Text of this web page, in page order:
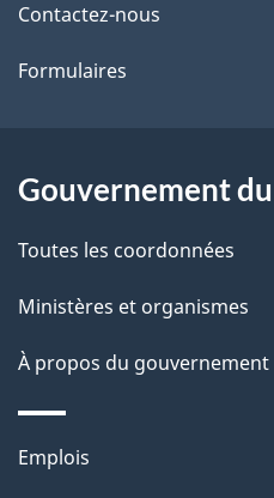
s
d
l
a
p
a
e
ce
site
Contactez-nous
Formulaires
Gouvernement
Toutes les coordonnées
Ministères et organismes
À propos du gouvernement
Thèmes
Emplois